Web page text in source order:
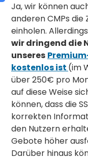
Ja, wir können
anderen CMPs die
einholen.
wir dringend die
unseres
kostenlos ist (im
über 250€ pro
auf diese Weise
können, dass die
korrekten
den Nutzern
Gebote höher
Darüber hinaus